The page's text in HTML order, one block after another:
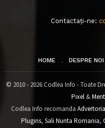
Contactați-ne:
HOME DESPRE NOI
© 2010 - 2026 Codlea Info - Toate
Pixel&
Codlea Info recomanda
Plugins, Sali Nunta Romania,